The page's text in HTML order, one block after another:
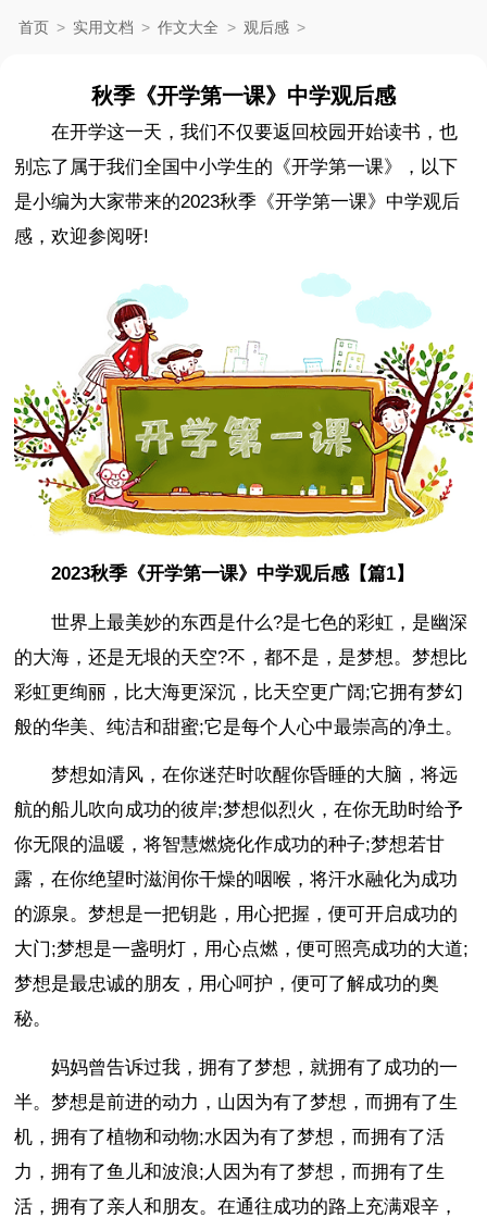
首页 > 实用文档 > 作文大全 > 观后感 >
秋季《开学第一课》中学观后感
在开学这一天，我们不仅要返回校园开始读书，也
别忘了属于我们全国中小学生的《开学第一课》，以下
是小编为大家带来的2023秋季《开学第一课》中学观后
感，欢迎参阅呀!
2023秋季《开学第一课》中学观后感【篇1】
世界上最美妙的东西是什么?是七色的彩虹，是幽深
的大海，还是无垠的天空?不，都不是，是梦想。梦想比
彩虹更绚丽，比大海更深沉，比天空更广阔;它拥有梦幻
般的华美、纯洁和甜蜜;它是每个人心中最崇高的净土。
梦想如清风，在你迷茫时吹醒你昏睡的大脑，将远
航的船儿吹向成功的彼岸;梦想似烈火，在你无助时给予
你无限的温暖，将智慧燃烧化作成功的种子;梦想若甘
露，在你绝望时滋润你干燥的咽喉，将汗水融化为成功
的源泉。梦想是一把钥匙，用心把握，便可开启成功的
大门;梦想是一盏明灯，用心点燃，便可照亮成功的大道;
梦想是最忠诚的朋友，用心呵护，便可了解成功的奥
秘。
妈妈曾告诉过我，拥有了梦想，就拥有了成功的一
半。梦想是前进的动力，山因为有了梦想，而拥有了生
机，拥有了植物和动物;水因为有了梦想，而拥有了活
力，拥有了鱼儿和波浪;人因为有了梦想，而拥有了生
活，拥有了亲人和朋友。在通往成功的路上充满艰辛，